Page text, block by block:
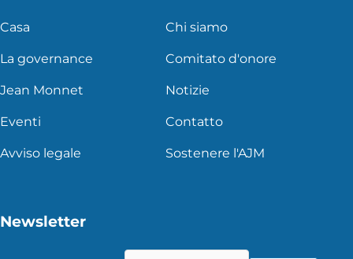
Casa Chi siamo
La governance Comitato d'onore
Jean Monnet Notizie
Eventi Contatto
Avviso legale Sostenere l'AJM
Newsletter